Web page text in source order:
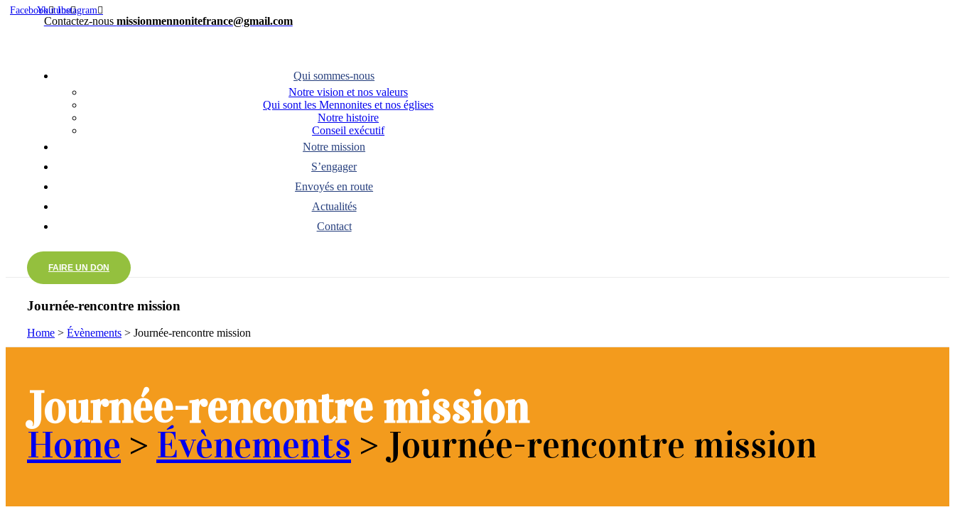
FacebookYoutubeInstagram
Contactez-nous missionmennonitefrance@gmail.com
Qui sommes-nous
Notre vision et nos valeurs
Qui sont les Mennonites et nos églises
Notre histoire
Conseil exécutif
Notre mission
S’engager
Envoyés en route
Actualités
Contact
Menu
FAIRE UN DON
Journée-rencontre mission
Home > Évènements > Journée-rencontre mission
Journée-rencontre mission
Home > Évènements >Journée-rencontre mission